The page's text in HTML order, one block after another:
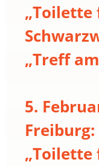
„Toilette
„Treff
5.
„Toilette